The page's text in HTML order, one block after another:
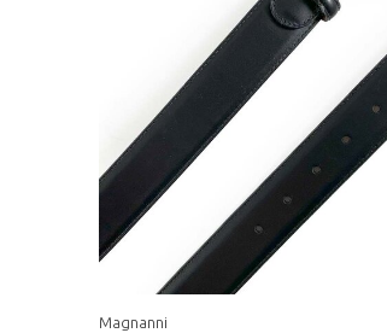
Magnanni